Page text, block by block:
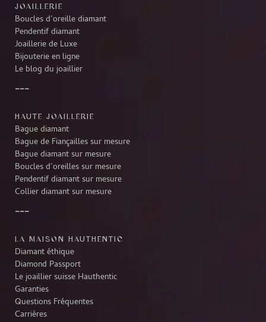
JOAILLERIE
Boucles d’oreille diamant
Pendentif diamant
Joaillerie de Luxe
Bijouterie en ligne
Le blog du joaillier
HAUTE JOAILLERIE
Bague diamant
Bague de Fiançailles sur mesure
Bague diamant sur mesure
Boucles d’oreilles sur mesure
Pendentif diamant sur mesure
Collier diamant sur mesure
LA MAISON HAUTHENTIC
Diamant éthique
Diamond Passport
Le joaillier suisse Hauthentic
Garanties
Questions Fréquentes
Carrières